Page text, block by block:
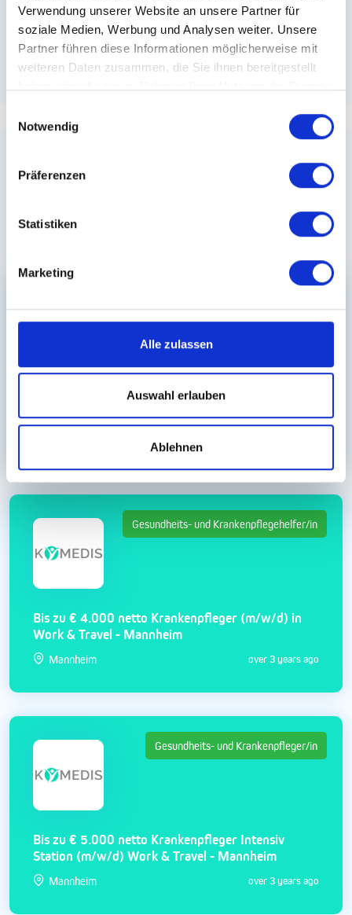
Verwendung unserer Website an unsere Partner für
soziale Medien, Werbung und Analysen weiter. Unsere
Partner führen diese Informationen möglicherweise mit
weiteren Daten zusammen, die Sie ihnen bereitgestellt
Notwendig
Präferenzen
Statistiken
Marketing
Alle zulassen
Auswahl erlauben
Ablehnen
Stellenangebote
Alle Stellen ansehen
Bis zu € 4.000 netto MTRA (m/w/d) Work &
Gesundheits- und Krankenpflegehelfer/in
Bis zu € 4.000 netto Krankenpfleger (m/w/d) in
Work & Travel - Mannheim
Mannheim over 3 years ago
Gesundheits- und Krankenpfleger/in
Bis zu € 5.000 netto Krankenpfleger Intensiv
Station (m/w/d) Work & Travel - Mannheim
Mannheim over 3 years ago